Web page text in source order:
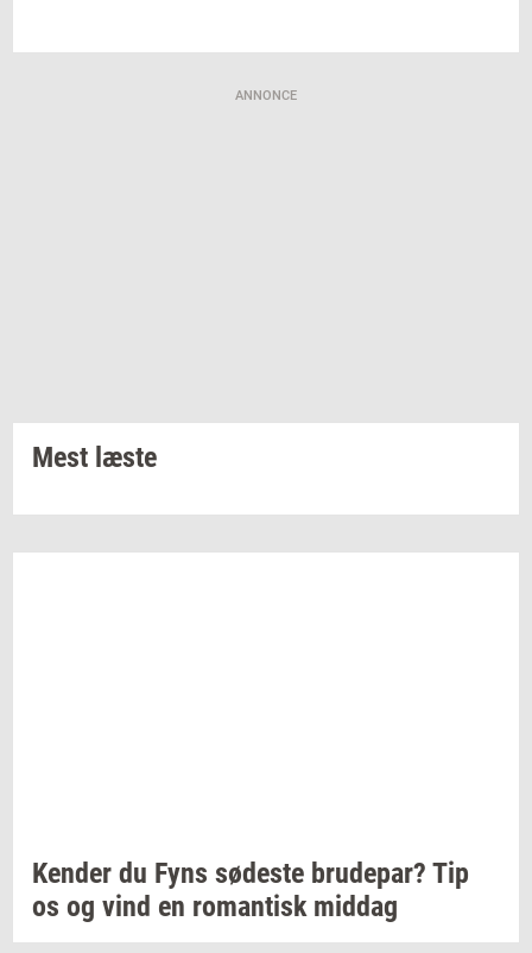
ANNONCE
Mest læste
Ken­der du Fyns sø­de­ste bru­de­par? Tip
os og vind en ro­man­tisk mid­dag